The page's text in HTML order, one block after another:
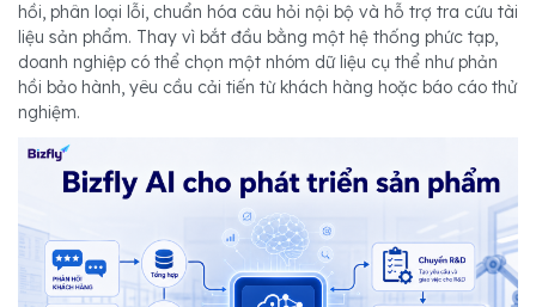
hồi, phân loại lỗi, chuẩn hóa câu hỏi nội bộ và hỗ trợ tra cứu tài
liệu sản phẩm. Thay vì bắt đầu bằng một hệ thống phức tạp,
doanh nghiệp có thể chọn một nhóm dữ liệu cụ thể như phản
hồi bảo hành, yêu cầu cải tiến từ khách hàng hoặc báo cáo thử
nghiệm.